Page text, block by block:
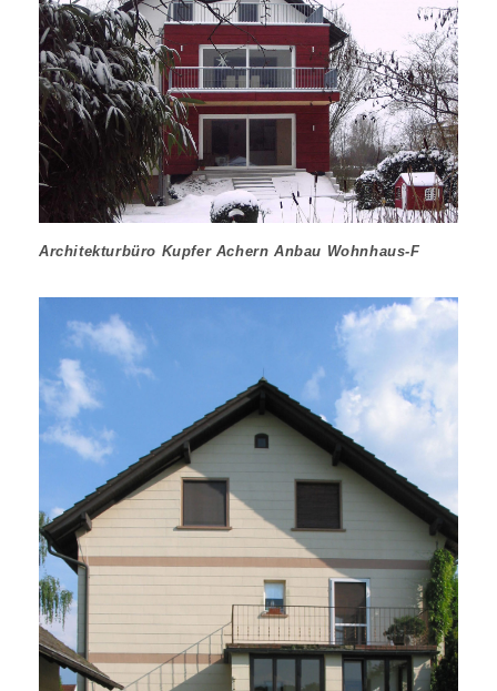
Architekturbüro Kupfer Achern Anbau Wohnhaus-F